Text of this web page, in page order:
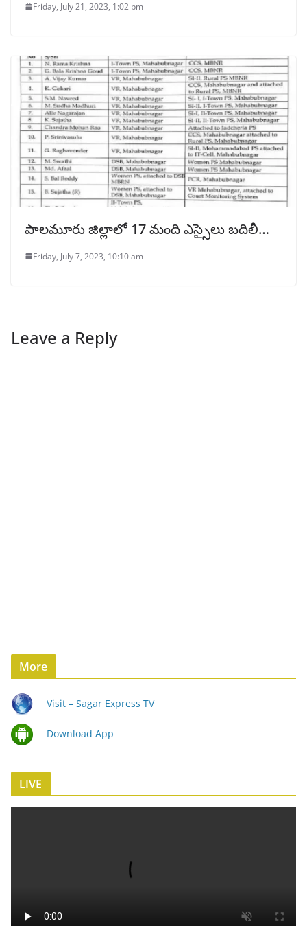
Friday, July 21, 2023, 1:02 pm
పాలమూరు జిల్లాలో 17 మంది ఎస్సైలు బదిలీ…
Friday, July 7, 2023, 10:10 am
Leave a Reply
More
Visit – Sagar Express TV
Download App
LIVE